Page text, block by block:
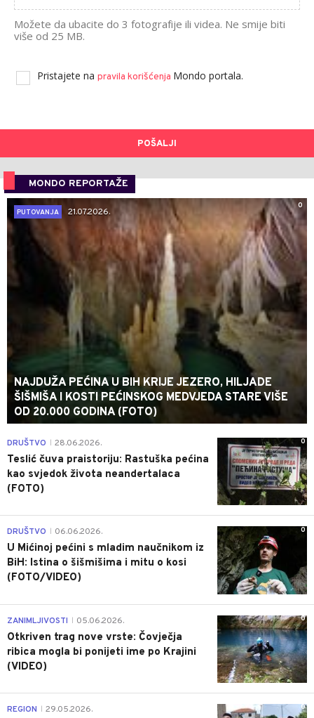
Možete da ubacite do 3 fotografije ili videa. Ne smije biti
više od 25 MB.
Pristajete na pravila korišćenja Mondo portala.
POŠALJI
MONDO REPORTAŽE
0
PUTOVANJA
21.07.2026.
NAJDUŽA PEĆINA U BIH KRIJE JEZERO, HILJADE
ŠIŠMIŠA I KOSTI PEĆINSKOG MEDVJEDA STARE VIŠE
OD 20.000 GODINA (FOTO)
0
DRUŠTVO 28.06.2026.
Teslić čuva praistoriju: Rastuška pećina
kao svjedok života neandertalaca
(FOTO)
0
DRUŠTVO 06.06.2026.
U Mićinoj pećini s mladim naučnikom iz
BiH: Istina o šišmišima i mitu o kosi
(FOTO/VIDEO)
0
ZANIMLJIVOSTI 05.06.2026.
Otkriven trag nove vrste: Čovječja
ribica mogla bi ponijeti ime po Krajini
(VIDEO)
0
REGION 29.05.2026.